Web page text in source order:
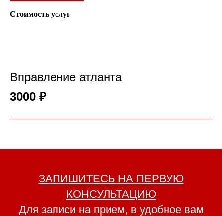
Стоимость услуг
Вправление атланта
3000 ₽
ЗАПИШИТЕСЬ НА ПЕРВУЮ
КОНСУЛЬТАЦИЮ
Для записи на прием, в удобное вам